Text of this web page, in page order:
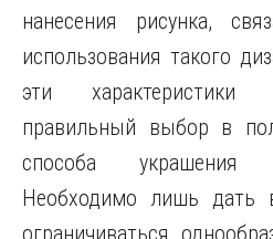
нанесения рисунка,
использования такого
эти характеристики
правильный выбор в
способа украшения
Необходимо лишь дать
ограничиваться